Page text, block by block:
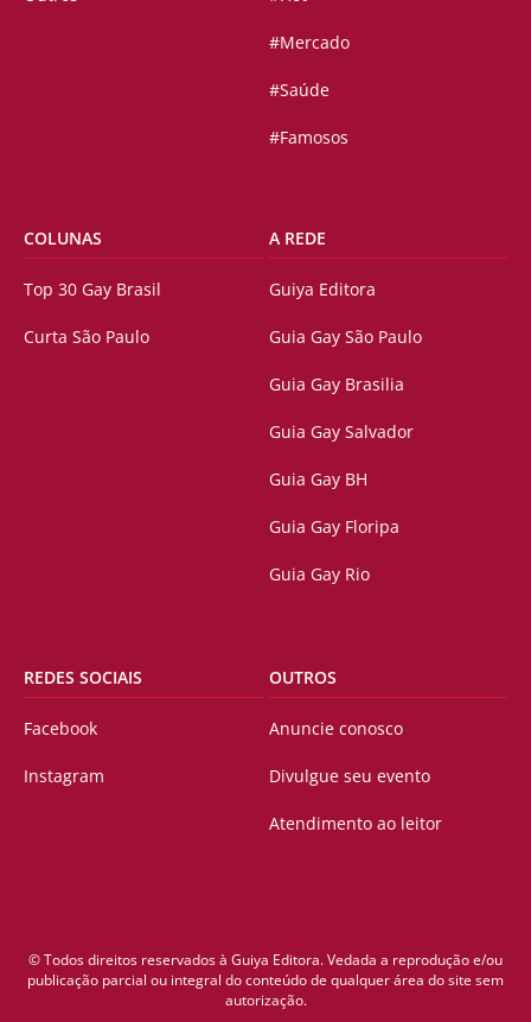
#Mercado
#Saúde
#Famosos
COLUNAS
Top 30 Gay Brasil
Curta São Paulo
A REDE
Guiya Editora
Guia Gay São Paulo
Guia Gay Brasilia
Guia Gay Salvador
Guia Gay BH
Guia Gay Floripa
Guia Gay Rio
REDES SOCIAIS
Facebook
Instagram
OUTROS
Anuncie conosco
Divulgue seu evento
Atendimento ao leitor
© Todos direitos reservados à Guiya Editora. Vedada a reprodução e/ou
publicação parcial ou integral do conteúdo de qualquer área do site sem
autorização.